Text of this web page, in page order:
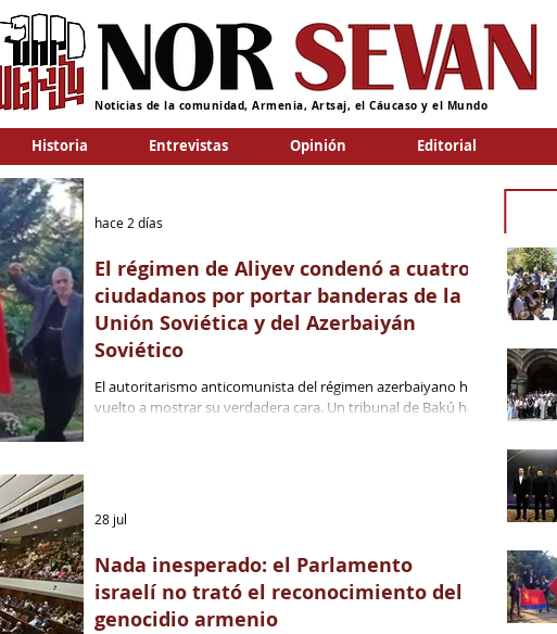
Noticias de la comunidad, Armenia, Artsaj, el Cáucaso y el Mundo
Historia Entrevistas Opinión Editorial
El régimen de Aliyev condenó a cuatro
ciudadanos por portar banderas de la
Unión Soviética y del Azerbaiyán
Soviético
El autoritarismo anticomunista del régimen azerbaiyano ha
vuelto a mostrar su verdadera cara. Un tribunal de Bakú ha
hace 2 días
Nada inesperado: el Parlamento
israelí no trató el reconocimiento del
genocidio armenio
28 jul